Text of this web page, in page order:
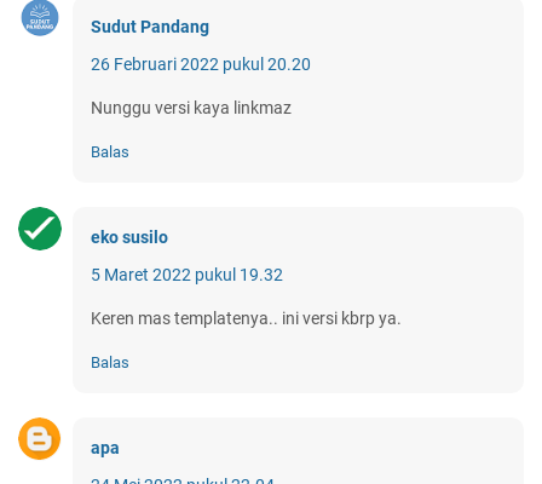
Sudut Pandang
26 Februari 2022 pukul 20.20
Nunggu versi kaya linkmaz
Balas
eko susilo
5 Maret 2022 pukul 19.32
Keren mas templatenya.. ini versi kbrp ya.
Balas
apa